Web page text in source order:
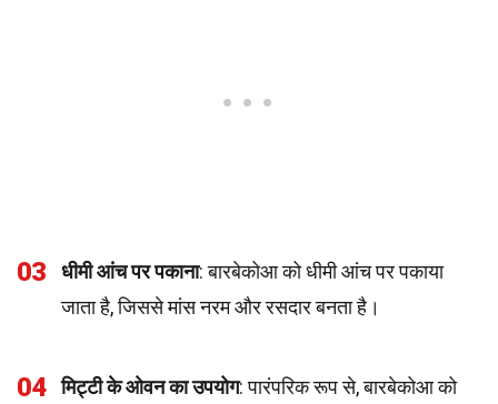
03 धीमी आंच पर पकाना: बारबेकोआ को धीमी आंच पर पकाया
जाता है, जिससे मांस नरम और रसदार बनता है।
04 मिट्टी के ओवन का उपयोग: पारंपरिक रूप से, बारबेकोआ को